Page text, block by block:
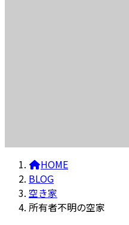
HOME
BLOG
空き家
所有者不明の空家